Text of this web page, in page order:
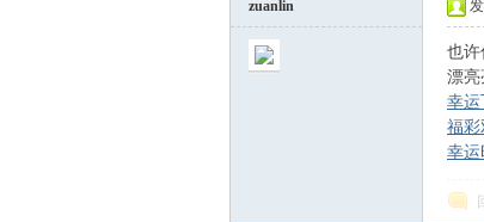
zuanlin
也许
漂亮
幸运
福彩
幸运